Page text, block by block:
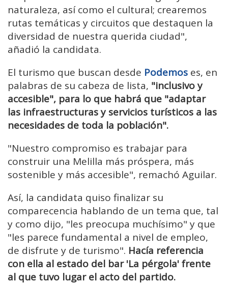
naturaleza, así como el cultural; crearemos
rutas temáticas y circuitos que destaquen la
diversidad de nuestra querida ciudad",
añadió la candidata.
El turismo que buscan desde Podemos es, en
palabras de su cabeza de lista, "inclusivo y
accesible", para lo que habrá que "adaptar
las infraestructuras y servicios turísticos a las
necesidades de toda la población".
"Nuestro compromiso es trabajar para
construir una Melilla más próspera, más
sostenible y más accesible", remachó Aguilar.
Así, la candidata quiso finalizar su
comparecencia hablando de un tema que, tal
y como dijo, "les preocupa muchísimo" y que
"les parece fundamental a nivel de empleo,
de disfrute y de turismo". Hacía referencia
con ella al estado del bar 'La pérgola' frente
al que tuvo lugar el acto del partido.